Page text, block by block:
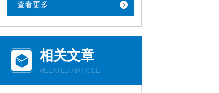
查看更多
相关文章
RELATED ARTICLE